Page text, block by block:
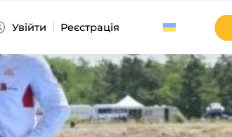
Увійти Реєстрація